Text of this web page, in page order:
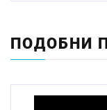
Размер:
ПОДОБНИ